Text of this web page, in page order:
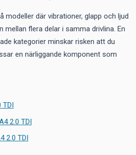
modeller där vibrationer, glapp och ljud
mellan flera delar i samma drivlina. En
kategorier minskar risken att du
en närliggande komponent som
TDI
2.0 TDI
2.0 TDI